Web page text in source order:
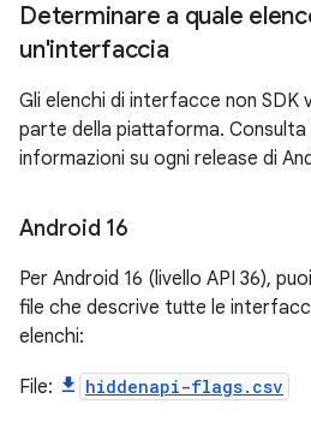
Determinare a quale
un'interfaccia
Gli elenchi di interfacce non SDK
parte della piattaforma. Consulta
informazioni su ogni release di
Android 16
Per Android 16 (livello API 36),
file che descrive tutte le
elenchi:
File: hiddenapi-flags.csv